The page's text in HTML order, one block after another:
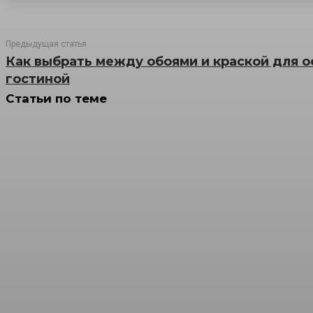
Предыдущая статья
Как выбрать между обоями и краской для
гостиной
Статьи по теме